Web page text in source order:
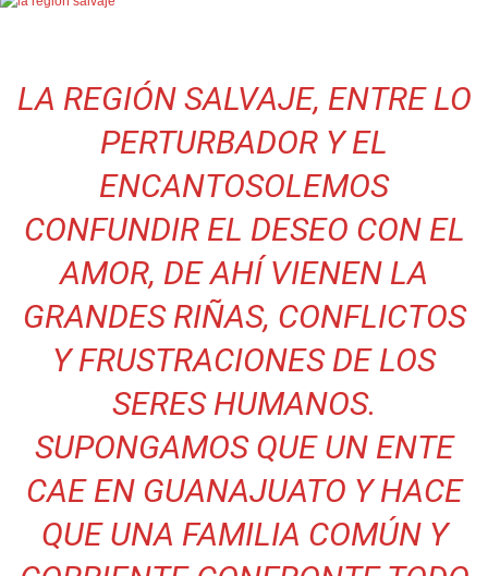
LA REGIÓN SALVAJE, ENTRE LO
PERTURBADOR Y EL
ENCANTOSOLEMOS
CONFUNDIR EL DESEO CON EL
AMOR, DE AHÍ VIENEN LA
GRANDES RIÑAS, CONFLICTOS
Y FRUSTRACIONES DE LOS
SERES HUMANOS.
SUPONGAMOS QUE UN ENTE
CAE EN GUANAJUATO Y HACE
QUE UNA FAMILIA COMÚN Y